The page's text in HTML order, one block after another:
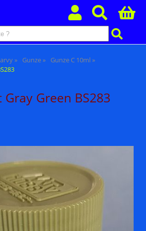
Gunze
Gunze C 10ml
Green BS283